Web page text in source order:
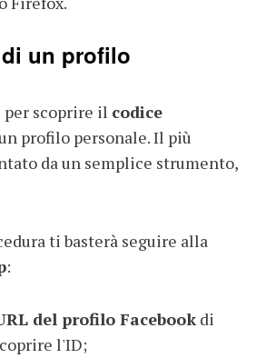
un profilo
scoprire il codice
profilo personale. Il più
da un semplice strumento,
ti basterà seguire alla
:
del profilo Facebookdi
l'ID;